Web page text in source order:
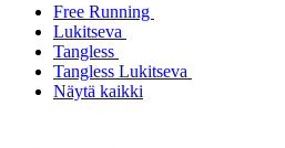
Free Running
Lukitseva
Tangless
Tangless Lukitseva
Näytä kaikki